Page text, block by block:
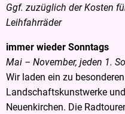
Ggf. zuzüglich der Kosten
Leihfahrräder
immer wieder Sonntags
Mai – November, jeden 1.
Wir laden ein zu
Landschaftskunstwerke
Neuenkirchen. Die